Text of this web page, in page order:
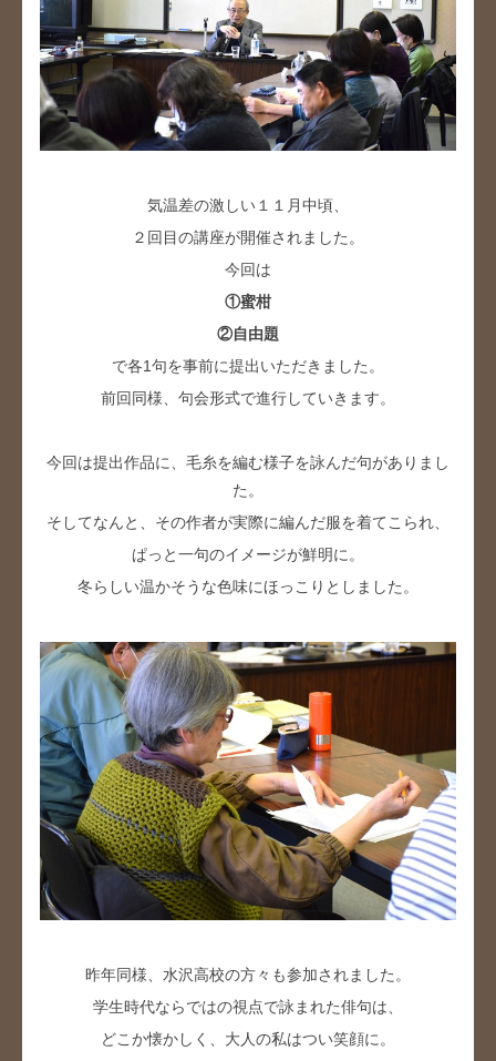
気温差の激しい１１月中頃、
２回目の講座が開催されました。
今回は
①蜜柑
②自由題
で各1句を事前に提出いただきました。
前回同様、句会形式で進行していきます。
今回は提出作品に、毛糸を編む様子を詠んだ句がありまし
た。
そしてなんと、その作者が実際に編んだ服を着てこられ、
ぱっと一句のイメージが鮮明に。
冬らしい温かそうな色味にほっこりとしました。
昨年同様、水沢高校の方々も参加されました。
学生時代ならではの視点で詠まれた俳句は、
どこか懐かしく、大人の私はつい笑顔に。